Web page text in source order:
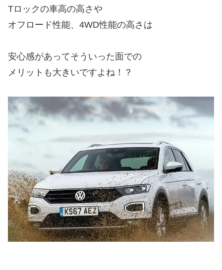
Tロックの車高の高さや
オフロード性能、4WD性能の高さは
安心感があってそういった面での
メリットも大きいですよね！？